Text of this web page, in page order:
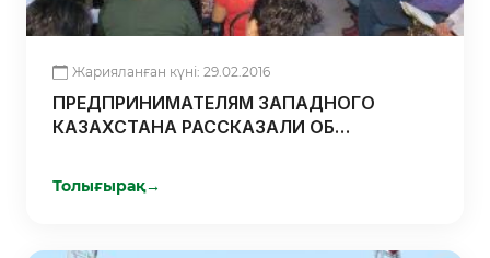
Жарияланған күні: 29.02.2016
ПРЕДПРИНИМАТЕЛЯМ ЗАПАДНОГО
КАЗАХСТАНА РАССКАЗАЛИ ОБ
КАЗАХСТАНА
Толығырақ→